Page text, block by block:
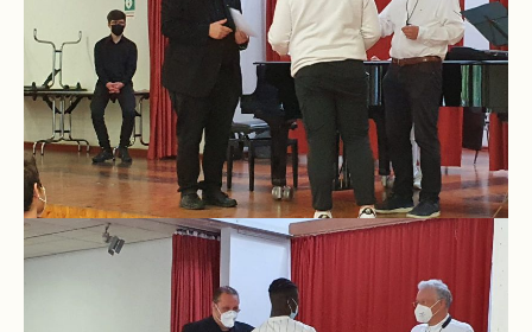
Downloads
und
Formulare
Infos
für
Viertklässler